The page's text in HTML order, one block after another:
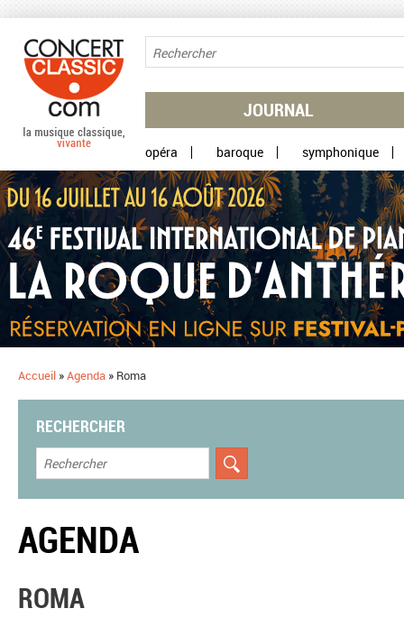
JOURNAL
opéra baroque symphonique
Accueil »Agenda » Roma
RECHERCHER
AGENDA
ROMA